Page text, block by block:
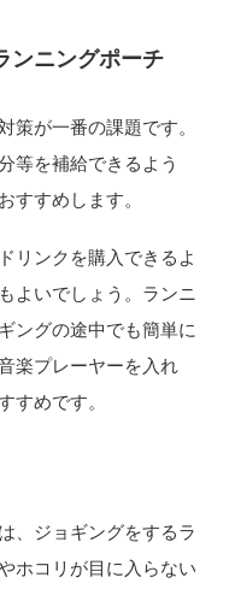
ンニングポーチ
策が一番の課題です。
等を補給できるよう
すすめします。
リンクを購入できるよ
よいでしょう。ランニ
ングの途中でも簡単に
楽プレーヤーを入れ
すめです。
、ジョギングをするラ
ホコリが目に入らない